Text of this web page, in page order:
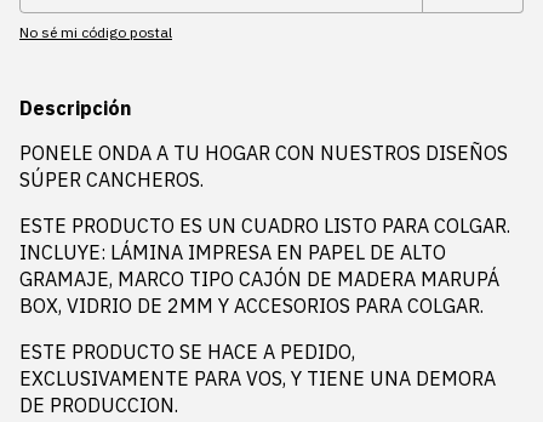
No sé mi código postal
Descripción
PONELE ONDA A TU HOGAR CON NUESTROS DISEÑOS
SÚPER CANCHEROS.
ESTE PRODUCTO ES UN CUADRO LISTO PARA COLGAR.
INCLUYE: LÁMINA IMPRESA EN PAPEL DE ALTO
GRAMAJE, MARCO TIPO CAJÓN DE MADERA MARUPÁ
BOX, VIDRIO DE 2MM Y ACCESORIOS PARA COLGAR.
ESTE PRODUCTO SE HACE A PEDIDO,
EXCLUSIVAMENTE PARA VOS, Y TIENE UNA DEMORA
DE PRODUCCION.